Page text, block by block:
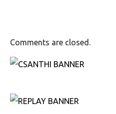
Comments are closed.